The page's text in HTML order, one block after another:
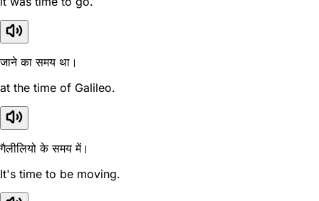
जाने का समय था।
at the time of Galileo.
गैलीलियो के समय में।
It's time to be moving.